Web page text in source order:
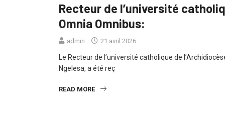
Recteur de l’université
Omnia Omnibus:
admin 21 avril 2026
Le Recteur de l’université catholique de
Ngelesa, a été reç
READ MORE